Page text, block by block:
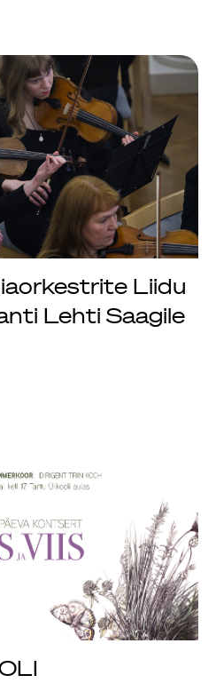
tantsib
Dreams"
2023
kirikus
2022
jääma"
100
ülikool
sünnipäeva
tantsib"
Liidu
Lehti Saagile